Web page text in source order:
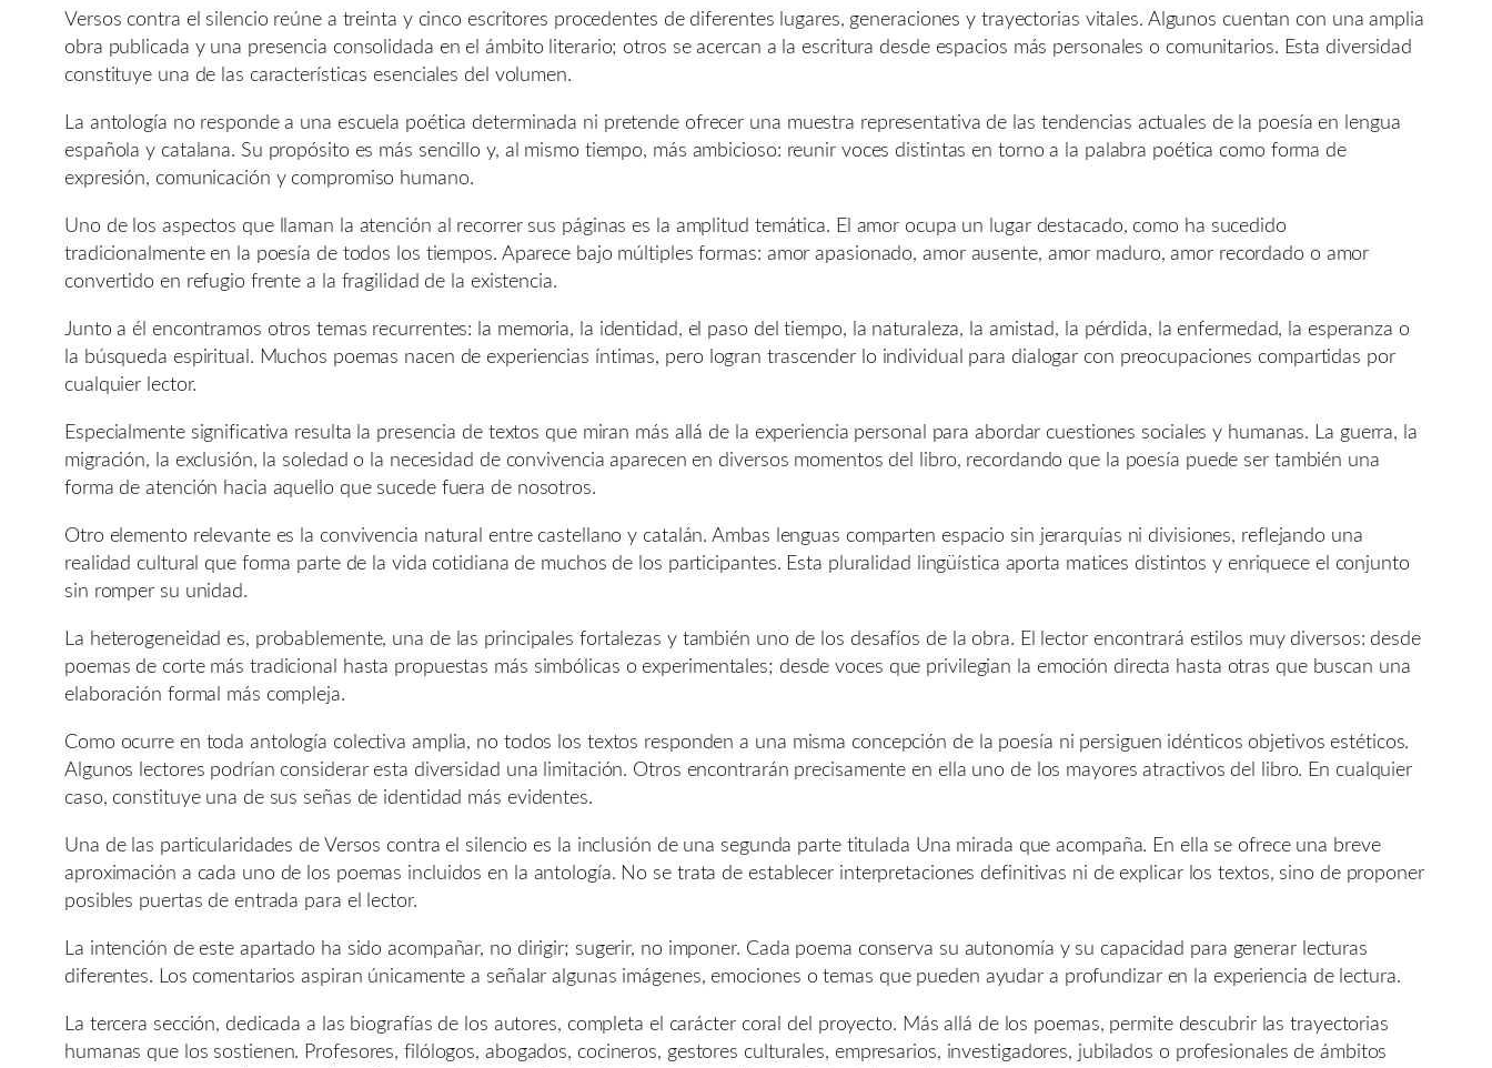
Versos contra el silencio reúne a treinta y cinco escritores procedentes de diferentes lugares, generaciones y trayectorias vitales. Algunos cuentan con una amplia
obra publicada y una presencia consolidada en el ámbito literario; otros se acercan a la escritura desde espacios más personales o comunitarios. Esta diversidad
constituye una de las características esenciales del volumen.
La antología no responde a una escuela poética determinada ni pretende ofrecer una muestra representativa de las tendencias actuales de la poesía en lengua
española y catalana. Su propósito es más sencillo y, al mismo tiempo, más ambicioso: reunir voces distintas en torno a la palabra poética como forma de
expresión, comunicación y compromiso humano.
Uno de los aspectos que llaman la atención al recorrer sus páginas es la amplitud temática. El amor ocupa un lugar destacado, como ha sucedido
tradicionalmente en la poesía de todos los tiempos. Aparece bajo múltiples formas: amor apasionado, amor ausente, amor maduro, amor recordado o amor
convertido en refugio frente a la fragilidad de la existencia.
Junto a él encontramos otros temas recurrentes: la memoria, la identidad, el paso del tiempo, la naturaleza, la amistad, la pérdida, la enfermedad, la esperanza o
la búsqueda espiritual. Muchos poemas nacen de experiencias íntimas, pero logran trascender lo individual para dialogar con preocupaciones compartidas por
cualquier lector.
Especialmente significativa resulta la presencia de textos que miran más allá de la experiencia personal para abordar cuestiones sociales y humanas. La guerra, la
migración, la exclusión, la soledad o la necesidad de convivencia aparecen en diversos momentos del libro, recordando que la poesía puede ser también una
forma de atención hacia aquello que sucede fuera de nosotros.
Otro elemento relevante es la convivencia natural entre castellano y catalán. Ambas lenguas comparten espacio sin jerarquías ni divisiones, reflejando una
realidad cultural que forma parte de la vida cotidiana de muchos de los participantes. Esta pluralidad lingüística aporta matices distintos y enriquece el conjunto
sin romper su unidad.
La heterogeneidad es, probablemente, una de las principales fortalezas y también uno de los desafíos de la obra. El lector encontrará estilos muy diversos: desde
poemas de corte más tradicional hasta propuestas más simbólicas o experimentales; desde voces que privilegian la emoción directa hasta otras que buscan una
elaboración formal más compleja.
Como ocurre en toda antología colectiva amplia, no todos los textos responden a una misma concepción de la poesía ni persiguen idénticos objetivos estéticos.
Algunos lectores podrían considerar esta diversidad una limitación. Otros encontrarán precisamente en ella uno de los mayores atractivos del libro. En cualquier
caso, constituye una de sus señas de identidad más evidentes.
Una de las particularidades de Versos contra el silencio es la inclusión de una segunda parte titulada Una mirada que acompaña. En ella se ofrece una breve
aproximación a cada uno de los poemas incluidos en la antología. No se trata de establecer interpretaciones definitivas ni de explicar los textos, sino de proponer
posibles puertas de entrada para el lector.
La intención de este apartado ha sido acompañar, no dirigir; sugerir, no imponer. Cada poema conserva su autonomía y su capacidad para generar lecturas
diferentes. Los comentarios aspiran únicamente a señalar algunas imágenes, emociones o temas que pueden ayudar a profundizar en la experiencia de lectura.
La tercera sección, dedicada a las biografías de los autores, completa el carácter coral del proyecto. Más allá de los poemas, permite descubrir las trayectorias
humanas que los sostienen. Profesores, filólogos, abogados, cocineros, gestores culturales, empresarios, investigadores, jubilados o profesionales de ámbitos